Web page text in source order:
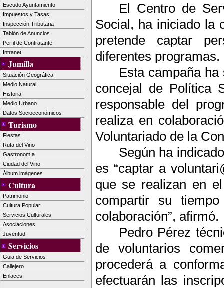
Escudo Ayuntamiento
Impuestos y Tasas
Inspección Tributaria
Tablón de Anuncios
Perfil de Contratante
Intranet
Jumilla
Situación Geográfica
Medio Natural
Historia
Medio Urbano
Datos Socioeconómicos
Turismo
Fiestas
Ruta del Vino
Gastronomía
Ciudad del Vino
Álbum imágenes
Cultura
Patrimonio
Cultura Popular
Servicios Culturales
Asociaciones
Juventud
Servicios
Guia de Servicios
Callejero
Enlaces
El Centro de
Social, ha iniciado la
pretende captar
diferentes programas.
Esta campaña
concejal de Política
responsable del
realiza en
Voluntariado de la
Según ha
es “captar a
que se realizan en
compartir su
colaboración”, afirmó.
Pedro Pérez
de voluntarios
procederá a
efectuarán las